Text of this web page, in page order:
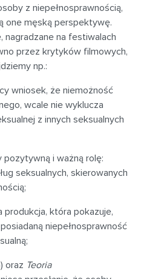
z niepełnosprawnością,
one męską perspektywę.
na festiwalach
przez krytyków filmowych,
np.:
wniosek, że niemożność
wcale nie wyklucza
z innych seksualnych
i ważną rolę:
seksualnych, skierowanych
produkcja, która pokazuje,
niepełnosprawność
oraz Teoria